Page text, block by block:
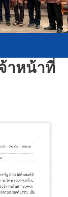
าหน้าที่